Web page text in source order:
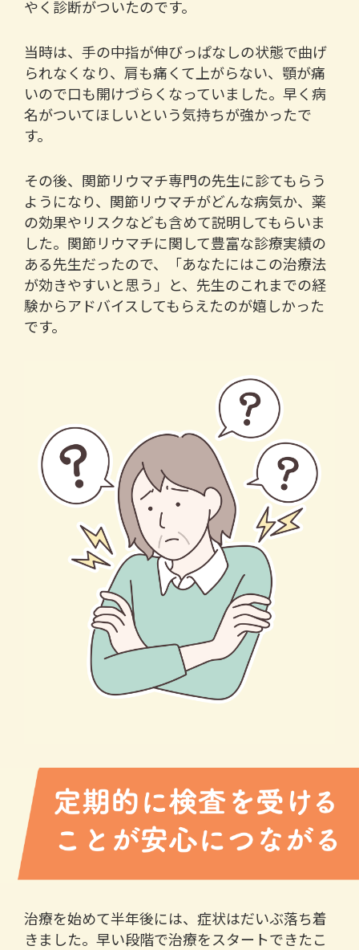
やく診断がついたのです。
当時は、手の中指が伸びっぱなしの状態で曲げ
られなくなり、肩も痛くて上がらない、顎が痛
いので口も開けづらくなっていました。早く病
名がついてほしいという気持ちが強かったで
す。
その後、関節リウマチ専門の先生に診てもらう
ようになり、関節リウマチがどんな病気か、薬
の効果やリスクなども含めて説明してもらいま
した。関節リウマチに関して豊富な診療実績の
ある先生だったので、「あなたにはこの治療法
が効きやすいと思う」と、先生のこれまでの経
験からアドバイスしてもらえたのが嬉しかった
です。
治療を始めて半年後には、症状はだいぶ落ち着
きました。早い段階で治療をスタートできたこ